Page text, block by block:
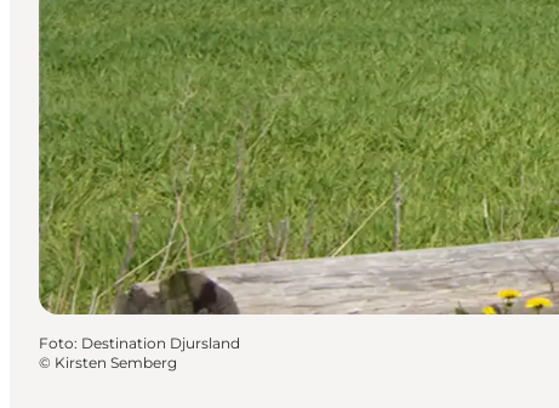
Foto: Destination Djursland
© Kirsten Semberg